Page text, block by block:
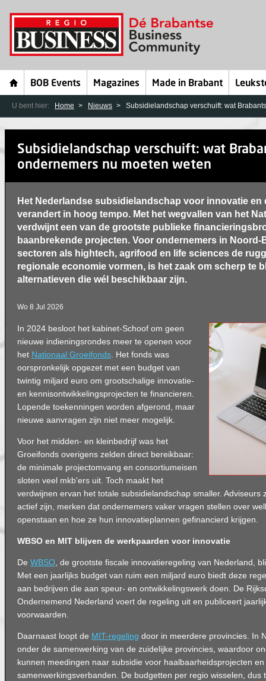
BOB Events Magazines Made in Brabant
U bent hier: Home Nieuws Subsidielandschap verschuift: wat
Subsidielandschap verschuift: wat
ondernemers nu moeten weten
Het Nederlandse subsidielandschap voor innovatie en
verandert in hoog tempo. Met het wegvallen van het
verdwijnt een van de grootste publieke
baanbrekende projecten. Voor ondernemers in Noord-
sectoren als hightech, agrifood en life sciences de
regionale economie vormen, is het zaak om scherp te
alternatieven die wél beschikbaar zijn.
Wo 8 Jul 2026
In 2024 besloot het kabinet-Schoof om geen
nieuwe indieningsrondes meer te openen voor
het Nationaal Groeifonds. Het fonds was
oorspronkelijk opgezet met een budget van
twintig miljard euro om grootschalige innovatie-
en kennisontwikkelingsprojecten te financieren.
Lopende toekenningen worden afgerond, maar
nieuwe aanvragen zijn niet meer mogelijk.
Voor het midden- en kleinbedrijf was het
Groeifonds overigens zelden direct bereikbaar:
de minimale projectomvang en consortiumeisen
sloten veel mkb'ers uit. Toch maakt het
verdwijnen ervan het totale subsidielandschap smaller. Adviseurs
actief zijn, merken dat ondernemers vaker vragen stellen over
openstaan en hoe ze hun innovatieplannen gefinancierd krijgen.
WBSO en MIT blijven de werkpaarden voor innovatie
De WBSO, de grootste fiscale innovatieregeling van Nederland,
Met een jaarlijks budget van ruim een miljard euro biedt deze
aan bedrijven die aan speur- en ontwikkelingswerk doen. De
Ondernemend Nederland voert de regeling uit en publiceert
voorwaarden.
Daarnaast loopt de MIT-regeling door in meerdere provincies. In
onder de samenwerking van de zuidelijke provincies, waardoor
kunnen meedingen naar subsidie voor haalbaarheidsprojecten en
samenwerkingsverbanden. De budgetten per regio wisselen, dus